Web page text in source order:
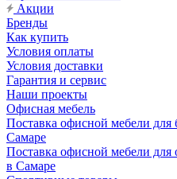
Акции
Бренды
Как купить
Условия оплаты
Условия доставки
Гарантия и сервис
Наши проекты
Офисная мебель
Поставка офисной мебели для
Самаре
Поставка офисной мебели
в Самаре